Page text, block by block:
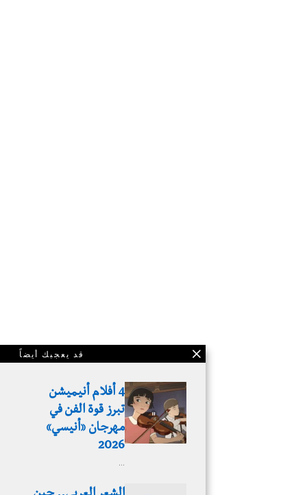
قد يعجبك أيضاً
4 أفلام أنيميشن
تبرز قوة الفن في
مهرجان «أنيسي»
2026
…